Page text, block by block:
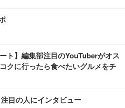
ト】編集部注目のYouTuberがオス
クに行ったら食べたいグルメをチ
目の人にインタビュー